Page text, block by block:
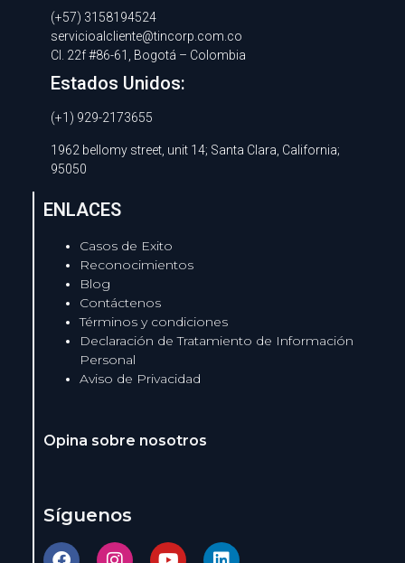
(+57) 3158194524
servicioalcliente@tincorp.com.co
Cl. 22f #86-61, Bogotá – Colombia
Estados Unidos:
(+1) 929-2173655
1962 bellomy street, unit 14; Santa Clara, California;
95050
ENLACES
Casos de Exito
Reconocimientos
Blog
Contáctenos
Términos y condiciones
Declaración de Tratamiento de Información
Personal
Aviso de Privacidad
Opina sobre nosotros
Síguenos